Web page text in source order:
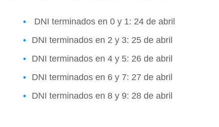
DNI terminados en 0 y 1: 24 de abril
DNI terminados en 2 y 3: 25 de abril
DNI terminados en 4 y 5: 26 de abril
DNI terminados en 6 y 7: 27 de abril
DNI terminados en 8 y 9: 28 de abril